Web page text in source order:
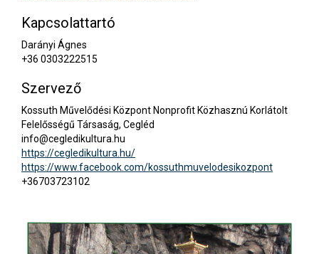
Kapcsolattartó
Darányi Ágnes
+36 0303222515
Szervező
Kossuth Művelődési Központ Nonprofit Közhasznú Korlátolt
Felelősségű Társaság, Cegléd
info@cegledikultura.hu
https://cegledikultura.hu/
https://www.facebook.com/kossuthmuvelodesikozpont
+36703723102